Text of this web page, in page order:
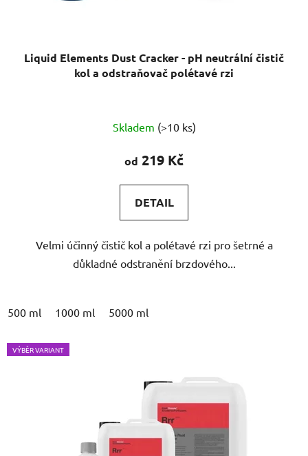
Liquid Elements Dust Cracker - pH neutrální čistič
kol a odstraňovač polétavé rzi
hodnocení
produktu
4,9
z
hvězdiček.
Skladem (>10 ks)
od 219 Kč
DETAIL
Velmi účinný čistič kol a polétavé rzi pro šetrné a
důkladné odstranění brzdového...
500 ml 1000 ml 5000 ml
VÝBĚR VARIANT